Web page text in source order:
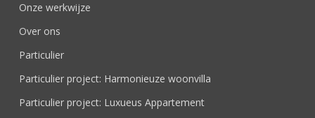
Onze werkwijze
Over ons
Particulier
Particulier project: Harmonieuze woonvilla
Particulier project: Luxueus Appartement